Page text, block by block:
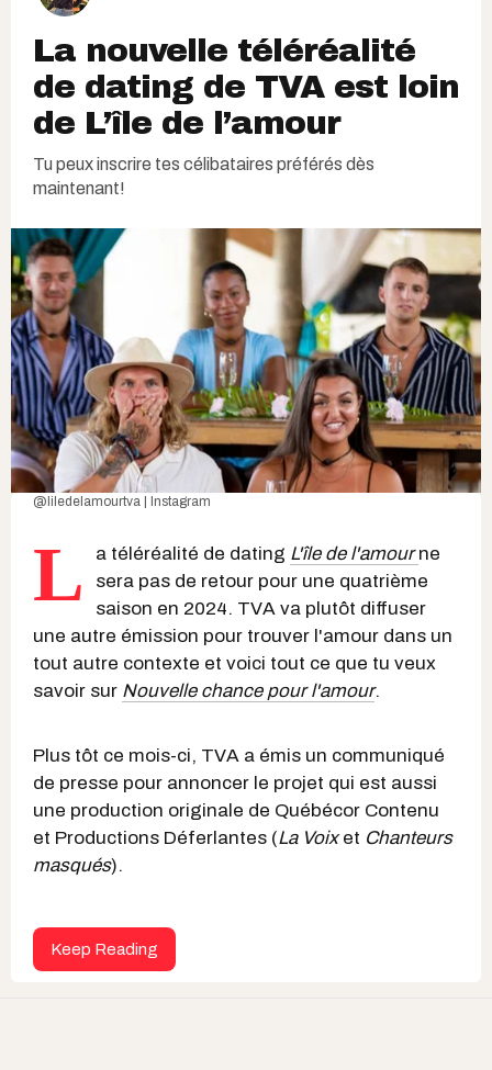
La nouvelle téléréalité
de dating de TVA est loin
de L’île de l’amour
Tu peux inscrire tes célibataires préférés dès
maintenant!
@liledelamourtva | Instagram
L a téléréalité de dating L'île de l'amour ne
sera pas de retour pour une quatrième
saison en 2024. TVA va plutôt diffuser
une autre émission pour trouver l'amour dans un
tout autre contexte et voici tout ce que tu veux
savoir sur Nouvelle chance pour l'amour.
Plus tôt ce mois-ci, TVA a émis un communiqué
de presse pour annoncer le projet qui est aussi
une production originale de Québécor Contenu
et Productions Déferlantes (La Voixet Chanteurs
masqués).
Keep Reading